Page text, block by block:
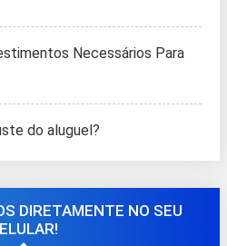
Necessários Para
do aluguel?
DIRETAMENTE NO SEU